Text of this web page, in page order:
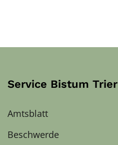
Service Bistum Trier
Amtsblatt
Beschwerde